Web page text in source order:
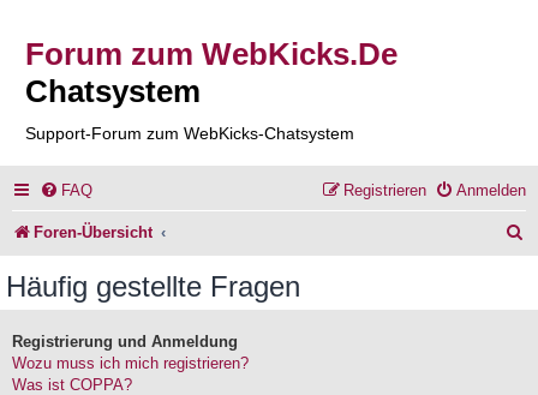
Forum zum WebKicks.De
Chatsystem
Support-Forum zum WebKicks-Chatsystem
FAQ Anmelden
Registrieren
Foren-Übersicht
Häufig gestellte Fragen
Registrierung und Anmeldung
Wozu muss ich mich registrieren?
Was ist COPPA?